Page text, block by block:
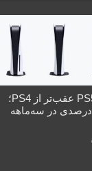
فروش PS5 عقب‌تر از PS4؛
افت ۳۶ درصدی در سه‌ماهه